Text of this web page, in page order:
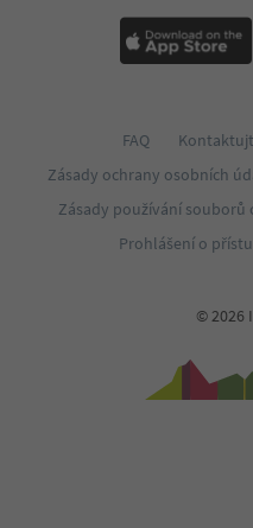
FAQ
Zásady ochrany osobních
Zásady používání souborů
Prohlášení o
© 2026